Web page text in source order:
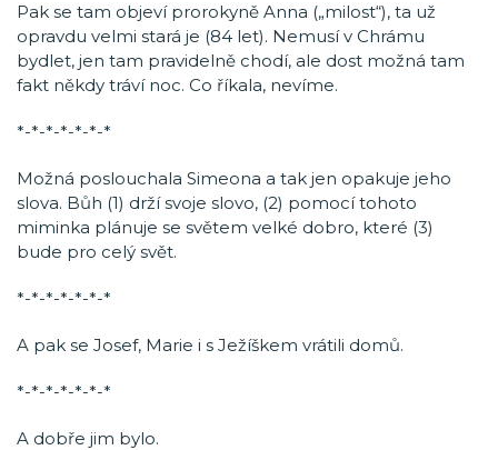
Pak se tam objeví prorokyně Anna („milost“), ta už
opravdu velmi stará je (84 let). Nemusí v Chrámu
bydlet, jen tam pravidelně chodí, ale dost možná tam
fakt někdy tráví noc. Co říkala, nevíme.
*-*-*-*-*-*-*
Možná poslouchala Simeona a tak jen opakuje jeho
slova. Bůh (1) drží svoje slovo, (2) pomocí tohoto
miminka plánuje se světem velké dobro, které (3)
bude pro celý svět.
*-*-*-*-*-*-*
A pak se Josef, Marie i s Ježíškem vrátili domů.
*-*-*-*-*-*-*
A dobře jim bylo.